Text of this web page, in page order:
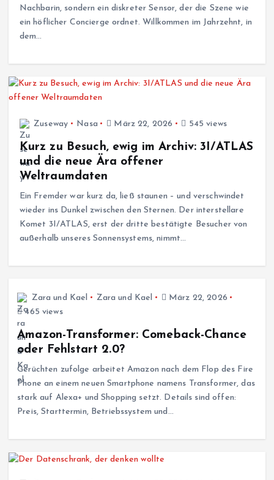
Nachbarin, sondern ein diskreter Sensor, der die Szene wie
ein höflicher Concierge ordnet. Willkommen im Jahrzehnt, in
dem…
Zuseway Nasa März 22, 2026 545 views
Kurz zu Besuch, ewig im Archiv: 3I/ATLAS
und die neue Ära offener
Weltraumdaten
Ein Fremder war kurz da, ließ staunen – und verschwindet
wieder ins Dunkel zwischen den Sternen. Der interstellare
Komet 3I/ATLAS, erst der dritte bestätigte Besucher von
außerhalb unseres Sonnensystems, nimmt…
Zara und Kael Zara und Kael
März 22, 2026
465 views
Amazon-Transformer: Comeback-Chance
oder Fehlstart 2.0?
Gerüchten zufolge arbeitet Amazon nach dem Flop des Fire
Phone an einem neuen Smartphone namens Transformer, das
stark auf Alexa+ und Shopping setzt. Details sind offen:
Preis, Starttermin, Betriebssystem und…